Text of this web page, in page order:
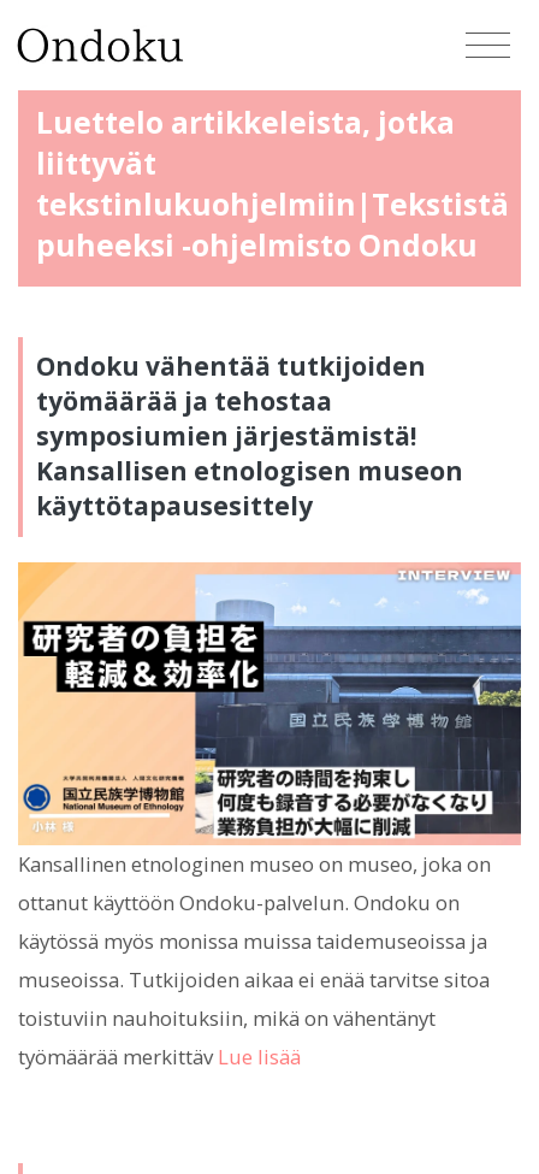
Luettelo artikkeleista, jotka
liittyvät
tekstinlukuohjelmiin|Tekstistä
puheeksi -ohjelmisto Ondoku
Ondoku vähentää tutkijoiden
työmäärää ja tehostaa
symposiumien järjestämistä!
Kansallisen etnologisen museon
käyttötapausesittely
Kansallinen etnologinen museo on museo, joka on
ottanut käyttöön Ondoku-palvelun. Ondoku on
käytössä myös monissa muissa taidemuseoissa ja
museoissa. Tutkijoiden aikaa ei enää tarvitse sitoa
toistuviin nauhoituksiin, mikä on vähentänyt
työmäärää merkittävLue lisää